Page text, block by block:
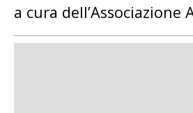
a cura dell’Associazione